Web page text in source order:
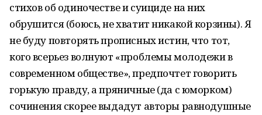
стихов об одиночестве и суициде на них
обрушится (боюсь, не хватит никакой корзины). Я
не буду повторять прописных истин, что тот,
кого всерьез волнуют «проблемы молодежи в
современном обществе», предпочтет говорить
горькую правду, а пряничные (да с юморком)
сочинения скорее выдадут авторы равнодушные